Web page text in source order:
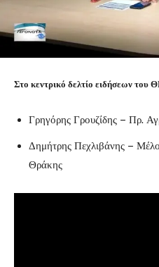
Στο κεντρικό δελτίο ειδήσεων
Γρηγόρης Γρουζίδης – Πρ.
Δημήτρης Πεχλιβάνης –
Θράκης